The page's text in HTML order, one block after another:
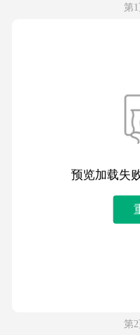
第
预览加载失
第